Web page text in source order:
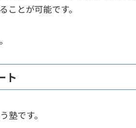
ことが可能です。
ト
塾です。